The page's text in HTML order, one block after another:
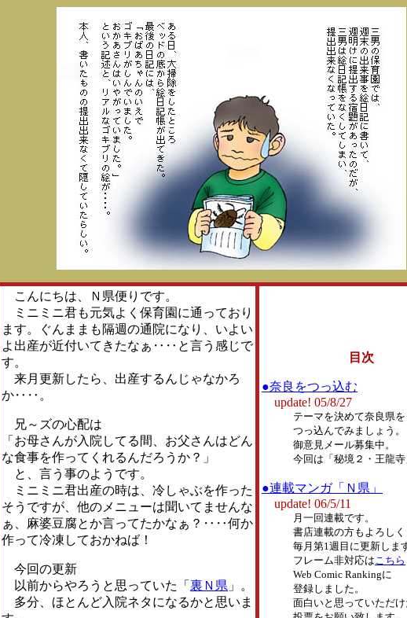
こんにちは、Ｎ県便りです。
ミニミニ君も元気よく保育園に通っており
ます。ぐんままも隔週の通院になり、いよい
よ出産が近付いてきたなぁ‥‥と言う感じで
す。
来月更新したら、出産するんじゃなかろ
か‥‥。
兄～ズの心配は
「お母さんが入院してる間、お父さんはどん
な食事を作ってくれるんだろうか？」
と、言う事のようです。
ミニミニ君出産の時は、冷しゃぶを作った
そうですが、他のメニューは聞いてませんな
ぁ、麻婆豆腐とか言ってたかなぁ？‥‥何か
作って冷凍しておかねば！
今回の更新
以前からやろうと思っていた「 裏Ｎ県 」。
多分、ほとんど入院ネタになるかと思いま
目次
●奈良をつっ込む
update! 05/8/27
テーマを決めて奈良県を
つっ込んでみましょう。
御意見メール募集中。
今回は「秘境２・王龍寺
●連載マンガ「Ｎ県」
update! 06/5/11
月一回連載です。
書店連載の方もよろしく
毎月第1週目に更新しま
フレーム非対応は こちら
Web Comic Rankingに
登録しました。
面白いと思っていただけ